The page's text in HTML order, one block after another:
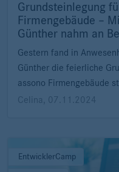
Grundsteinlegung
Firmengebäude –
Günther nahm an
Gestern fand in
Günther die feierliche
assono Firmengebäude
Celina, 07.11.2024
EntwicklerCamp